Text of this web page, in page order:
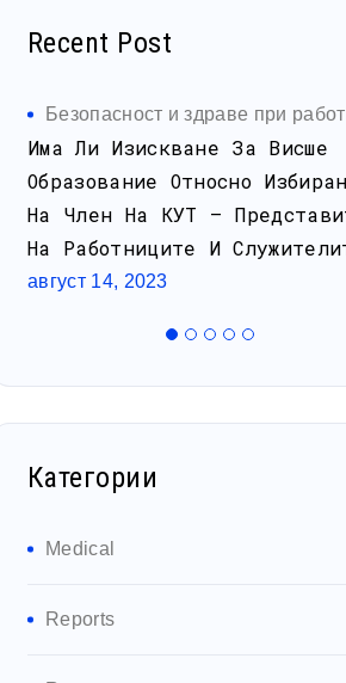
Recent Post
Medical
Population Growth Trend
февруари 15, 2020
Категории
Medical
Reports